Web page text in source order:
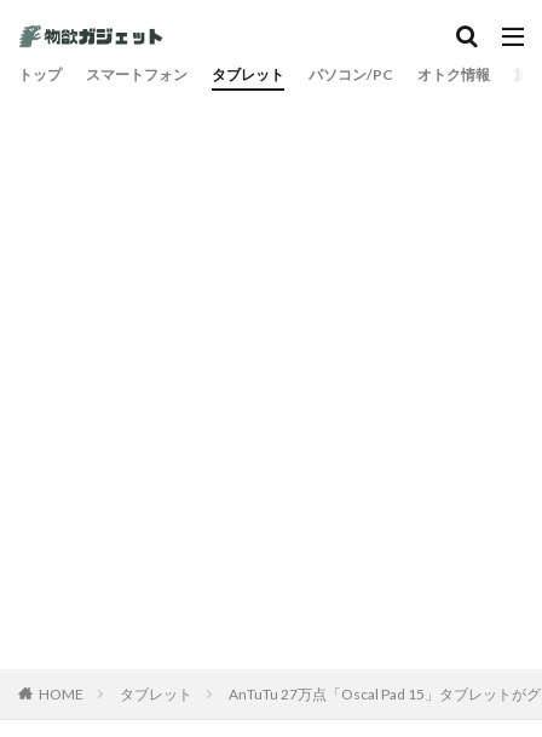
トップ スマートフォン タブレット パソコン/PC オトク情報 旅
HOME タブレット AnTuTu 27万点「Oscal Pad 15」タブレットが
カテゴリー